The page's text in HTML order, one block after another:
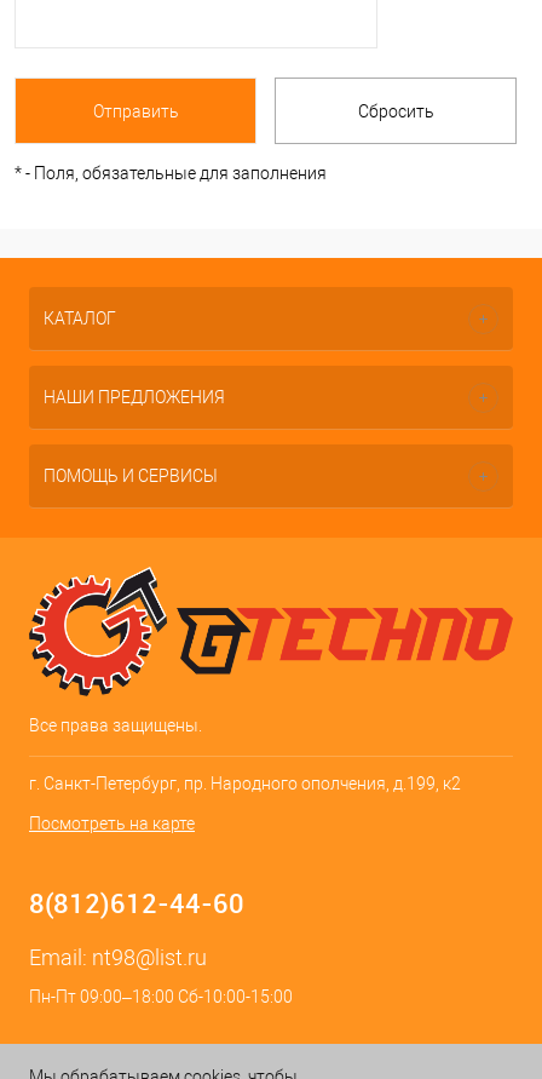
*- Поля, обязательные для заполнения
КАТАЛОГ
НАШИ ПРЕДЛОЖЕНИЯ
ПОМОЩЬ И СЕРВИСЫ
Все права защищены.
г. Санкт-Петербург, пр. Народного ополчения, д.199, к2
Посмотреть на карте
8(812)612-44-60
Email: nt98@list.ru
Пн-Пт 09:00–18:00 Сб-10:00-15:00